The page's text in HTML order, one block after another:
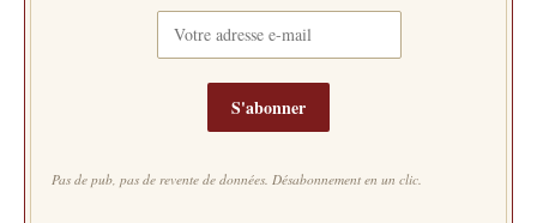
S'abonner
Pas de pub, pas de revente de données. Désabonnement en un clic.